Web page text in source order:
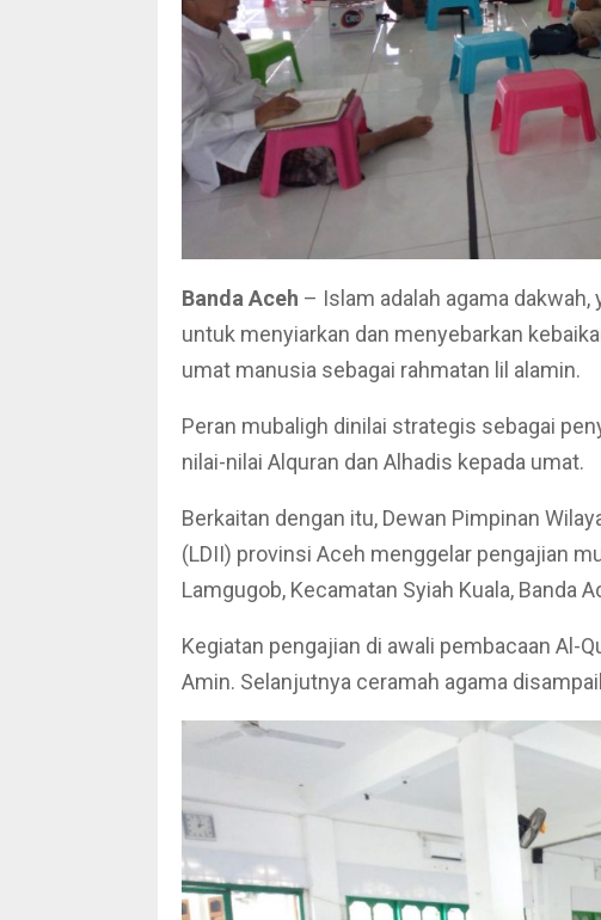
Banda Aceh – Islam adalah agama
untuk menyiarkan dan menyebarkan
umat manusia sebagai rahmatan lil alamin.
Peran mubaligh dinilai strategis sebagai
nilai-nilai Alquran dan Alhadis kepada umat.
Berkaitan dengan itu, Dewan Pimpinan
(LDII) provinsi Aceh menggelar pengajian
Lamgugob, Kecamatan Syiah Kuala, Banda
Kegiatan pengajian di awali pembacaan Al-
Amin. Selanjutnya ceramah agama